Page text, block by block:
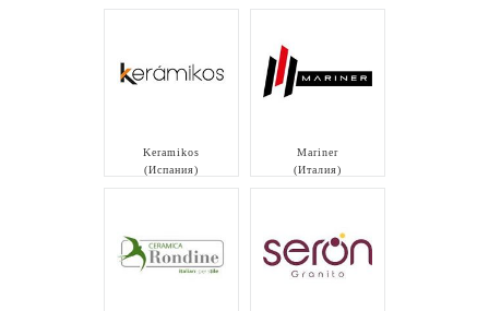
Keramikos
(Испания)
Mariner
(Италия)